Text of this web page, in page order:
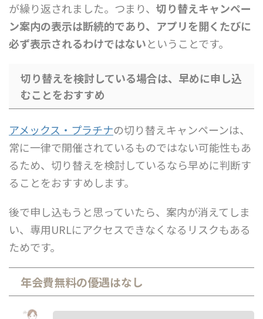
が繰り返されました。つまり、 切り替えキャンペー
ン案内の表示は断続的であり、アプリを開くたびに
必ず表示されるわけではないということです。
切り替えを検討している場合は、早めに申し込
むことをおすすめ
アメックス・プラチナの切り替えキャンペーンは、
常に一律で開催されているものではない可能性もあ
るため、切り替えを検討しているなら早めに判断す
ることをおすすめします。
後で申し込もうと思っていたら、案内が消えてしま
い、専用URLにアクセスできなくなるリスクもある
ためです。
年会費無料の優遇はなし